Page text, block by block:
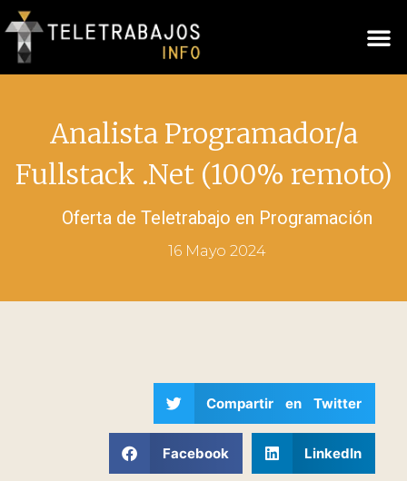
Analista Programador/a
Fullstack .Net (100% remoto)
Oferta de Teletrabajo en Programación
16 Mayo 2024
Compartir en Twitter
Facebook LinkedIn